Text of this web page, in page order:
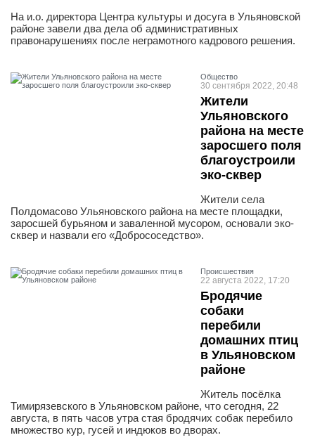
На и.о. директора Центра культуры и досуга в Ульяновской
районе завели два дела об административных
правонарушениях после неграмотного кадрового решения.
Общество
30 сентября 2022, 20:48
Жители
Ульяновского
района на месте
заросшего поля
благоустроили
эко-сквер
Жители села
Полдомасово Ульяновского района на месте площадки,
заросшей бурьяном и заваленной мусором, основали эко-
сквер и назвали его «Добрососедство».
Проиcшествия
22 августа 2022, 17:20
Бродячие
собаки
перебили
домашних птиц
в Ульяновском
районе
Житель посёлка
Тимирязевского в Ульяновском районе, что сегодня, 22
августа, в пять часов утра стая бродячих собак перебило
множество кур, гусей и индюков во дворах.